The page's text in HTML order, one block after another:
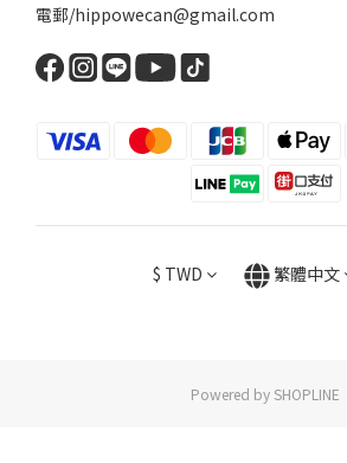
電郵/hippowecan@gmail.com
$ TWD 繁體中文
Powered by SHOPLINE